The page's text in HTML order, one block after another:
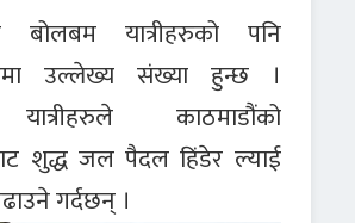
बोलबम यात्रीहरुको पनि
उल्लेख्य संख्या हुन्छ ।
काठमाडौंको
शुद्ध जल पैदल हिंडेर ल्याई
गर्दछन् ।